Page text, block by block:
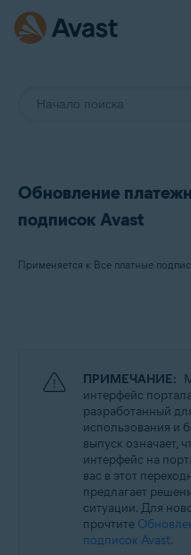
Обновление
подписок Avast
Операционные системы:
Все поддерживаемые
ПРИМЕЧАНИЕ:
интерфейс
разработанный
использования и
выпуск означает,
интерфейс на
вас в этот
предлагает
ситуации. Для
прочтите
подписок Avast.